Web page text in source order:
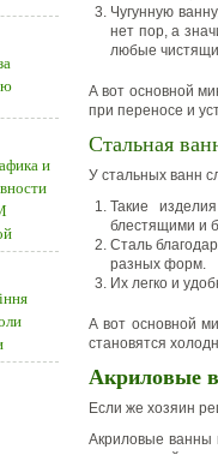
и
Чугунную
нет пор, а
любые
А вот основной
при переносе и
Стальная
У стальных ванн
Такие
блестящими и
Сталь
разных форм.
Их легко и
А вот основной
становятся
Акриловые
Если же хозяин
Акриловые ванны